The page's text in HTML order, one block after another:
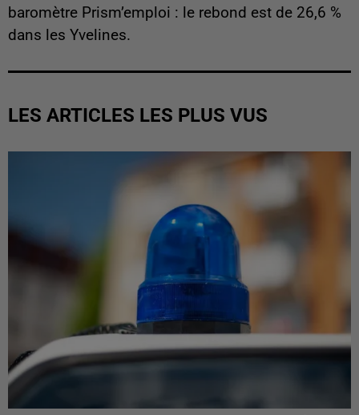
baromètre Prism’emploi : le rebond est de 26,6 %
dans les Yvelines.
LES ARTICLES LES PLUS VUS